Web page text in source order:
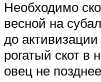
Необходимо
весной на
до
рогатый скот в
овец не